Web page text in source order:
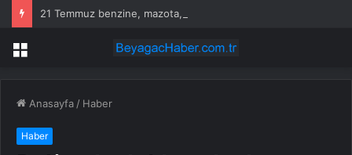
Menü
Anasayfa / Haber
Haber